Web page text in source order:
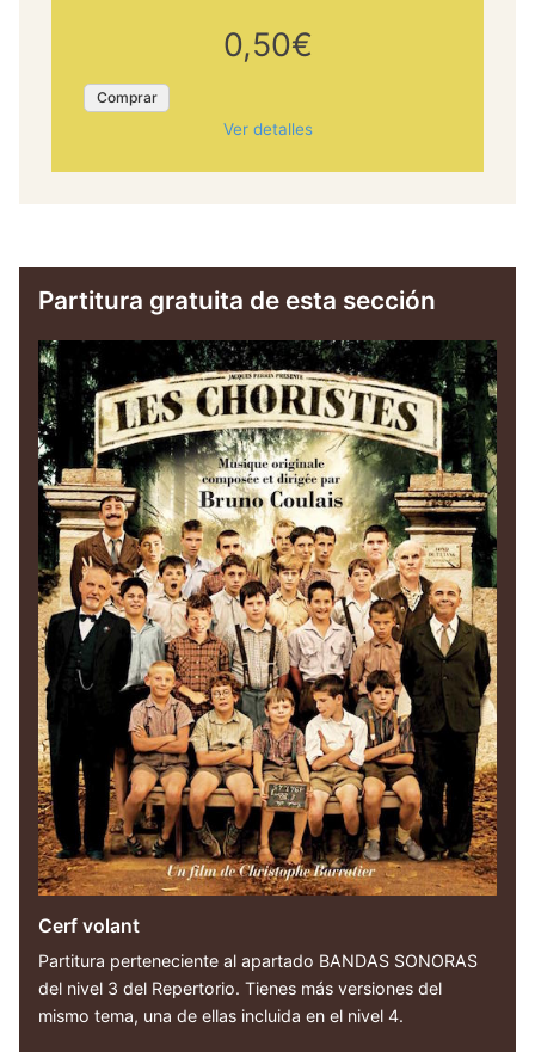
0,50€
Comprar
Ver detalles
Partitura gratuita de esta sección
Cerf volant
Partitura perteneciente al apartado BANDAS SONORAS
del nivel 3 del Repertorio. Tienes más versiones del
mismo tema, una de ellas incluida en el nivel 4.